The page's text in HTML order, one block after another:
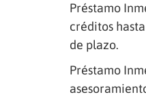
Préstamo
créditos
de plazo.
Préstamo